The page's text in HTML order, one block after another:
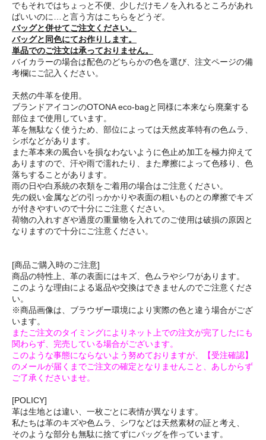
でもそれではちょっと不便、少しだけモノを入れるところがあれ
ばいいのに…と言う方はこちらをどうぞ。
バッグと併せてご注文ください。
バッグと同色にてお作りします。
単品でのご注文は承っておりません。
バイカラーの場合は配色のどちらかの色を選び、注文ページの備
考欄にご記入ください。
天然の牛革を使用。
ブランドアイコンのOTONA eco-bagと同様に本来なら廃棄する
部位まで使用しています。
革を無駄なく使うため、部位によっては天然皮革特有の色ムラ、
シボなどがあります。
また革本来の風合いを損なわないように色止め加工を極力抑えて
ありますので、汗や雨で濡れたり、また摩擦によって色移り、色
落ちすることがあります。
雨の日や白系統の衣類をご着用の場合はご注意ください。
先の鋭い金属などの引っかかりや表面の粗いものとの摩擦でキズ
が付きやすいので十分にご注意ください。
荷物の入れすぎや過度の重量物を入れてのご使用は破損の原因と
なりますので十分にご注意ください。
[商品ご購入時のご注意]
商品の特性上、革の表面にはキズ、色ムラやシワがあります。
このような理由による返品や交換はできませんのでご注意くださ
い。
※商品画像は、ブラウザー環境により実際の色と違う場合がござ
います。
またご注文のタイミングによりネット上での注文が完了したにも
関わらず、完売している場合がございます。
このような事態にならないよう努めておりますが、【受注確認】
のメールが届くまでご注文の確定となりませんこと、あしからず
ご了承くださいませ。
[POLICY]
革は生地とは違い、一枚ごとに表情が異なります。
私たちは革のキズや色ムラ、シワなどは天然素材の証と考え、
そのような部分も無駄に捨てずにバッグを作っています。